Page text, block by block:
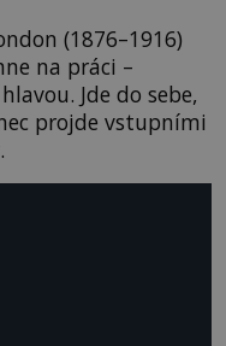
(1876–1916)
na práci –
Jde do sebe,
projde vstupními